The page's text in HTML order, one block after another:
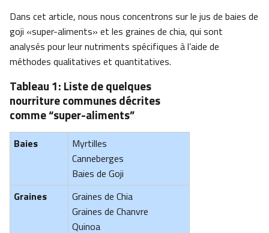
Dans cet article, nous nous concentrons sur le jus de baies de
goji «super-aliments» et les graines de chia, qui sont
analysés pour leur nutriments spécifiques à l’aide de
méthodes qualitatives et quantitatives.
Tableau 1: Liste de quelques
nourriture communes décrites
comme “super-aliments”
Baies
Myrtilles
Canneberges
Baies de Goji
Graines
Graines de Chia
Graines de Chanvre
Quinoa